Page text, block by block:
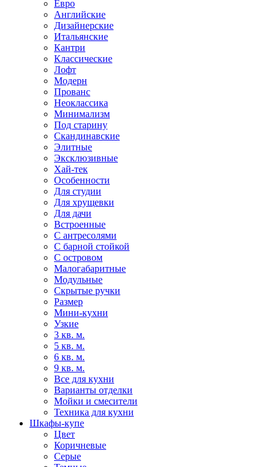
Евро
Английские
Дизайнерские
Итальянские
Кантри
Классические
Лофт
Модерн
Прованс
Неоклассика
Минимализм
Под старину
Скандинавские
Элитные
Эксклюзивные
Хай-тек
Особенности
Для студии
Для хрущевки
Для дачи
Встроенные
С антресолями
С барной стойкой
С островом
Малогабаритные
Модульные
Скрытые ручки
Размер
Мини-кухни
Узкие
3 кв. м.
5 кв. м.
6 кв. м.
9 кв. м.
Все для кухни
Варианты отделки
Мойки и смесители
Техника для кухни
Шкафы-купе
Цвет
Коричневые
Серые